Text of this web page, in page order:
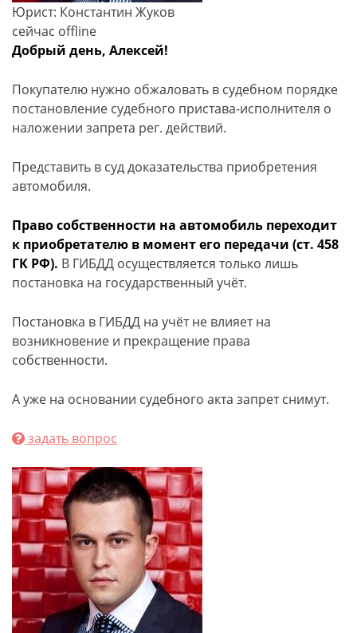
Юрист: Константин Жуков
сейчас offline
Добрый день, Алексей!
Покупателю нужно обжаловать в судебном порядке
постановление судебного пристава-исполнителя о
наложении запрета рег. действий.
Представить в суд доказательства приобретения
автомобиля.
Право собственности на автомобиль переходит
к приобретателю в момент его передачи (ст. 458
ГК РФ). В ГИБДД осуществляется только лишь
постановка на государственный учёт.
Постановка в ГИБДД на учёт не влияет на
возникновение и прекращение права
собственности.
А уже на основании судебного акта запрет снимут.
задать вопрос